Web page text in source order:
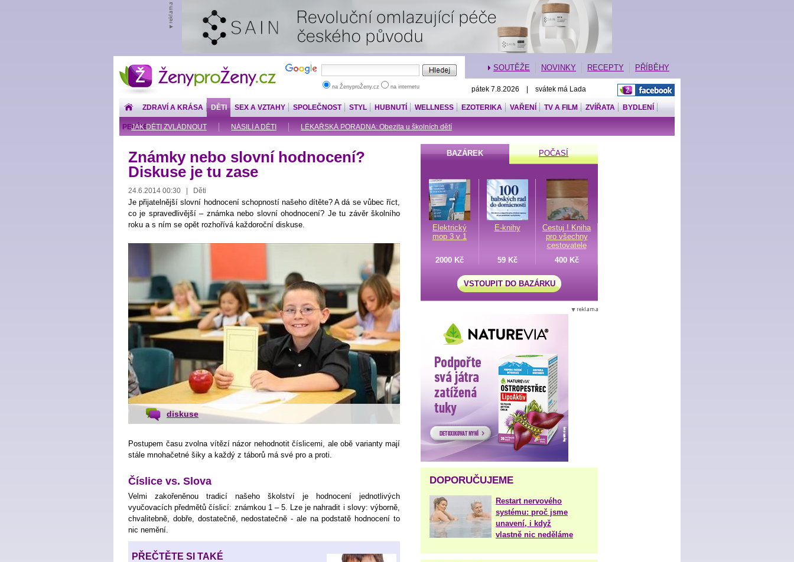
ŽenyproŽeny.cz
na ŽenyproŽeny.cz na internetu
SOUTĚŽE NOVINKY RECEPTY PŘÍBĚHY
pátek 7.8.2026 | svátek má Lada
ZDRAVÍ A KRÁSA DĚTI
JAK DĚTI ZVLÁDNOUT NÁSILÍ A DĚTI LÉKAŘSKÁ PORADNA: Obezita u školních dětí
SEX A VZTAHY SPOLEČNOST STYL HUBNUTÍ WELLNESS EZOTERIKA VAŘENÍ TV A FILM ZVÍŘATA BYDLENÍ
PENÍZE
Známky nebo slovní hodnocení?
Diskuse je tu zase
24.6.2014 00:30 | Děti
Je přijatelnější slovní hodnocení schopností našeho dítěte? A dá se vůbec říct,
co je spravedlivější – známka nebo slovní ohodnocení? Je tu závěr školního
roku a s ním se opět rozhořívá každoroční diskuse.
diskuse
Postupem času zvolna vítězí názor nehodnotit číslicemi, ale obě varianty mají
stále mnohačetné šiky a každý z táborů má své pro a proti.
Číslice vs. Slova
Velmi zakořeněnou tradicí našeho školství je hodnocení jednotlivých
vyučovacích předmětů číslicí: známkou 1 – 5. Lze je nahradit i slovy: výborně,
chvalitebně, dobře, dostatečně, nedostatečně - ale na podstatě hodnocení to
nic nemění.
PŘEČTĚTE SI TAKÉ
BAZÁREK POČASÍ
Elektrický
mop 3 v 1
E-knihy
Cestuj ! Kniha
pro všechny
cestovatele
2000 Kč
59 Kč 400 Kč
VSTOUPIT DO BAZÁRKU
DOPORUČUJEME
Restart nervového
systému: proč jsme
unavení, i když
vlastně nic neděláme